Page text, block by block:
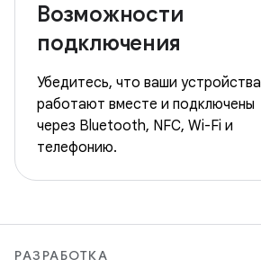
Возможности
подключения
Убедитесь, что ваши устройства
работают вместе и подключены
через Bluetooth, NFC, Wi-Fi и
телефонию.
РАЗРАБОТКА